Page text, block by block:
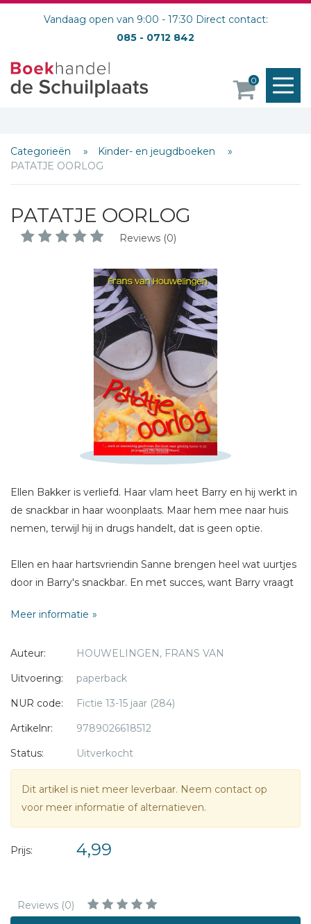
Vandaag open van 9:00 - 17:30 Direct contact:
085 - 0712 842
0
Categorieën
Kinder- en jeugdboeken
PATATJE OORLOG
PATATJE OORLOG
Reviews (0)
Ellen Bakker is verliefd. Haar vlam heet Barry en hij werkt in
de snackbar in haar woonplaats. Maar hem mee naar huis
nemen, terwijl hij in drugs handelt, dat is geen optie.
Ellen en haar hartsvriendin Sanne brengen heel wat uurtjes
door in Barry's snackbar. En met succes, want Barry vraagt
ouders zullen hem nooit goedkeuren. En net als ze besluit
Heruitgave van met 'Het Hoogste Woord' bekroonde titel
Meer informatie
Auteur:
HOUWELINGEN, FRANS VAN
Uitvoering:
paperback
NUR code:
Fictie 13-15 jaar (284)
Artikelnr:
9789026618512
Status:
Uitverkocht
Dit artikel is niet meer leverbaar. Neem contact op
voor meer informatie of alternatieven.
Prijs: 4,99
Reviews (0)
Schrijf hieronder je review!
Bericht *
* = verplicht